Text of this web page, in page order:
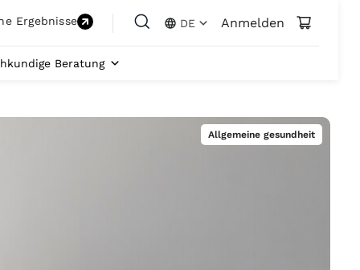
Ergebnisse DE Anmelden
Beratung
Allgemeine gesundheit